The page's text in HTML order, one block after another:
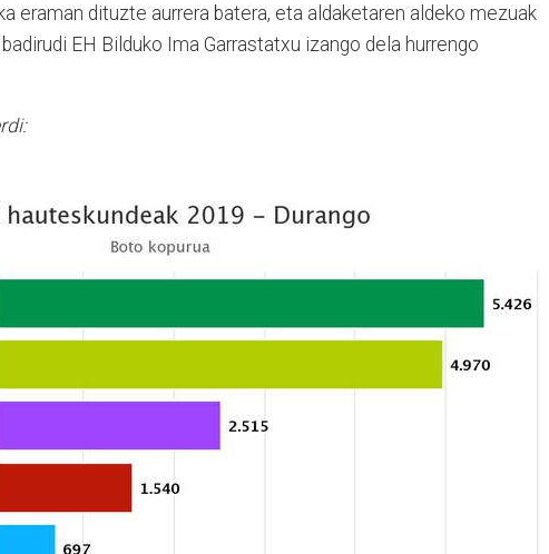
eraman dituzte aurrera batera, eta aldaketaren aldeko mezuak
EH Bilduko Ima Garrastatxu izango dela hurrengo